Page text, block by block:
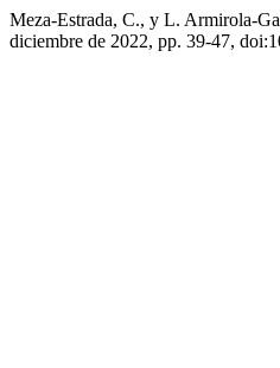
Meza-Estrada, C., y L. Armirola-
diciembre de 2022, pp. 39-47,